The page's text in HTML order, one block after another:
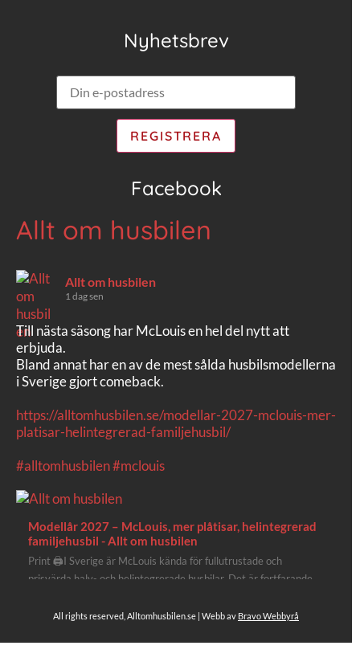
Nyhetsbrev
Facebook
Allt om husbilen
Allt om husbilen
1 dag sen
Till nästa säsong har McLouis en hel del nytt att
erbjuda.
Bland annat har en av de mest sålda husbilsmodellerna
i Sverige gjort comeback.
https://alltomhusbilen.se/modellar-2027-mclouis-mer-
platisar-helintegrerad-familjehusbil/
#alltomhusbilen#mclouis
Modellår 2027 – McLouis, mer plåtisar, helintegrerad
familjehusbil - Allt om husbilen
Print 🖨I Sverige är McLouis kända för fullutrustade och
prisvärda halv- och helintegrerade husbilar. Det är fortfarande
plåtisutbud lite extra kärlek med hela 3 nya utrustningsnivåer.
All rights reserved, Alltomhusbilen.se | Webb av Bravo Webbyrå